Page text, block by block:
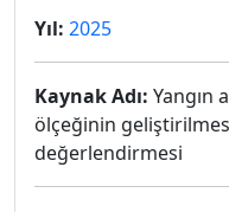
Yıl: 2025
Kaynak Adı: Yangın
ölçeğinin
değerlendirmesi